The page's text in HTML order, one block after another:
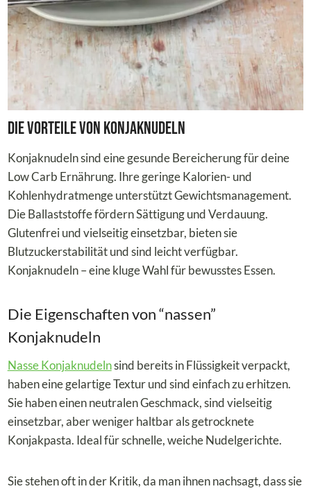
Die Vorteile von Konjaknudeln
Konjaknudeln sind eine gesunde Bereicherung für deine
Low Carb Ernährung. Ihre geringe Kalorien- und
Kohlenhydratmenge unterstützt Gewichtsmanagement.
Die Ballaststoffe fördern Sättigung und Verdauung.
Glutenfrei und vielseitig einsetzbar, bieten sie
Blutzuckerstabilität und sind leicht verfügbar.
Konjaknudeln – eine kluge Wahl für bewusstes Essen.
Die Eigenschaften von “nassen”
Konjaknudeln
Nasse Konjaknudelnsind bereits in Flüssigkeit verpackt,
haben eine gelartige Textur und sind einfach zu erhitzen.
Sie haben einen neutralen Geschmack, sind vielseitig
einsetzbar, aber weniger haltbar als getrocknete
Konjakpasta. Ideal für schnelle, weiche Nudelgerichte.
Sie stehen oft in der Kritik, da man ihnen nachsagt, dass sie